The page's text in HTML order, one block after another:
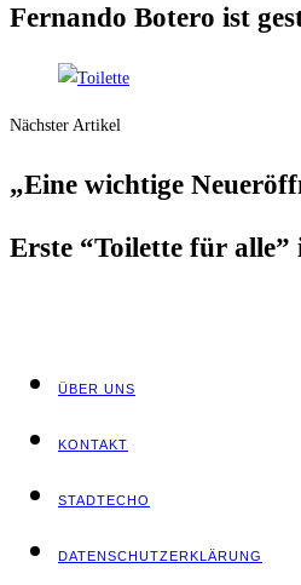
Fer­nan­do Botero ist
Nächster Artikel
„Eine wich­ti­ge
Ers­te “Toi­let­te für alle”
ÜBER UNS
KON­TAKT
STADT­ECHO
DATEN­SCHUTZ­ER­KLÄ­RUNG